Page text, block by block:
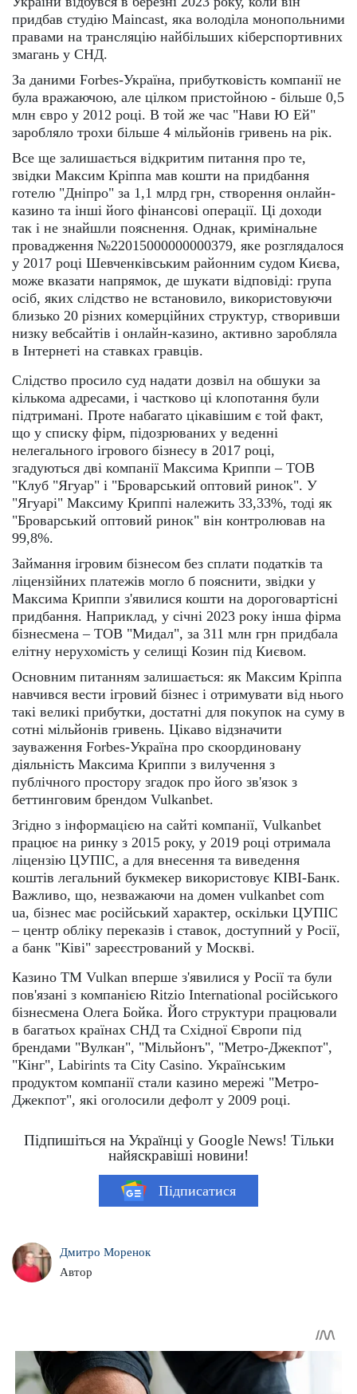
придбав студію Maincast, яка володіла монопольними
правами на трансляцію найбільших кіберспортивних
змагань у СНД.
За даними Forbes-Україна, прибутковість компанії не
була вражаючою, але цілком пристойною - більше 0,5
млн євро у 2012 році. В той же час "Нави Ю Ей"
заробляло трохи більше 4 мільйонів гривень на рік.
Все ще залишається відкритим питання про те,
звідки Максим Кріппа мав кошти на придбання
готелю "Дніпро" за 1,1 млрд грн, створення онлайн-
казино та інші його фінансові операції. Ці доходи
так і не знайшли пояснення. Однак, кримінальне
провадження №22015000000000379, яке розглядалося
у 2017 році Шевченківським районним судом Києва,
може вказати напрямок, де шукати відповіді: група
осіб, яких слідство не встановило, використовуючи
близько 20 різних комерційних структур, створивши
низку вебсайтів і онлайн-казино, активно заробляла
в Інтернеті на ставках гравців.
Слідство просило суд надати дозвіл на обшуки за
кількома адресами, і частково ці клопотання були
підтримані. Проте набагато цікавішим є той факт,
що у списку фірм, підозрюваних у веденні
нелегального ігрового бізнесу в 2017 році,
згадуються дві компанії Максима Криппи – ТОВ
"Клуб "Ягуар" і "Броварський оптовий ринок". У
"Ягуарі" Максиму Криппі належить 33,33%, тоді як
"Броварський оптовий ринок" він контролював на
99,8%.
Займання ігровим бізнесом без сплати податків та
ліцензійних платежів могло б пояснити, звідки у
Максима Криппи з'явилися кошти на дороговартісні
придбання. Наприклад, у січні 2023 року інша фірма
бізнесмена – ТОВ "Мидал", за 311 млн грн придбала
елітну нерухомість у селищі Козин під Києвом.
Основним питанням залишається: як Максим Кріппа
навчився вести ігровий бізнес і отримувати від нього
такі великі прибутки, достатні для покупок на суму в
сотні мільйонів гривень. Цікаво відзначити
зауваження Forbes-Україна про скоординовану
діяльність Максима Криппи з вилучення з
публічного простору згадок про його зв'язок з
беттинговим брендом Vulkanbet.
Згідно з інформацією на сайті компанії, Vulkanbet
працює на ринку з 2015 року, у 2019 році отримала
ліцензію ЦУПІС, а для внесення та виведення
коштів легальний букмекер використовує КІВІ-Банк.
Важливо, що, незважаючи на домен vulkanbet com
ua, бізнес має російський характер, оскільки ЦУПІС
– центр обліку переказів і ставок, доступний у Росії,
а банк "Ківі" зареєстрований у Москві.
Казино ТМ Vulkan вперше з'явилися у Росії та були
пов'язані з компанією Ritzio International російського
бізнесмена Олега Бойка. Його структури працювали
в багатьох країнах СНД та Східної Європи під
брендами "Вулкан", "Мільйонъ", "Метро-Джекпот",
"Кінг", Labirints та City Casino. Українським
продуктом компанії стали казино мережі "Метро-
Джекпот", які оголосили дефолт у 2009 році.
Підпишіться на Українці у Google News! Тільки
найяскравіші новини!
Підписатися
Дмитро Моренок
Автор